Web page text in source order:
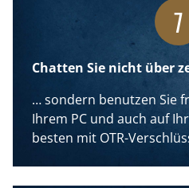
7
Chatten Sie nicht über
… sondern benutzen Sie
Ihrem PC und auch auf
besten mit OTR-